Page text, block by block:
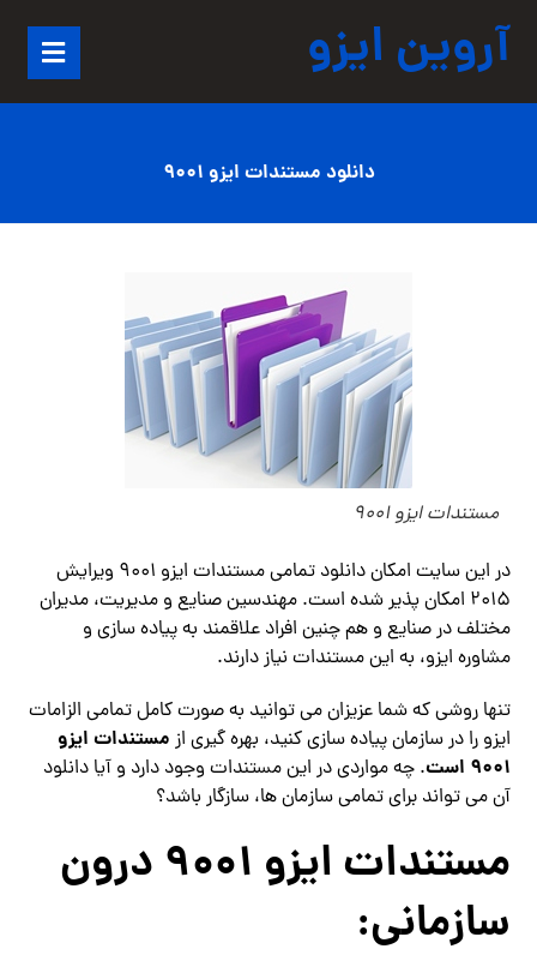
آروین ایزو
دانلود مستندات ایزو 9001
مستندات ایزو 9001
در این سایت امکان دانلود تمامی مستندات ایزو 9001 ویرایش
2015 امکان پذیر شده است. مهندسین صنایع و مدیریت، مدیران
مختلف در صنایع و هم چنین افراد علاقمند به پیاده سازی و
مشاوره ایزو، به این مستندات نیاز دارند.
تنها روشی که شما عزیزان می توانید به صورت کامل تمامی الزامات
ایزو را در سازمان پیاده سازی کنید، بهره گیری از مستندات ایزو
9001 است
. چه مواردی در این مستندات وجود دارد و آیا دانلود
آن می تواند برای تمامی سازمان ها، سازگار باشد؟
مستندات ایزو 9001 درون
سازمانی: